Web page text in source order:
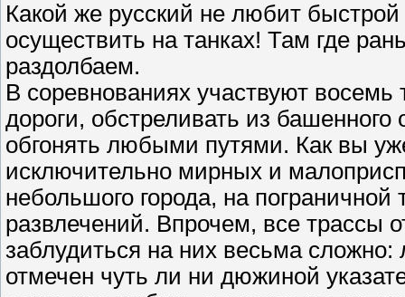
Какой же русский не любит
осуществить на танках! Там где
раздолбаем.
В соревнованиях участвуют
дороги, обстреливать из
обгонять любыми путями. Как вы
исключительно мирных и
небольшого города, на
развлечений. Впрочем, все трассы
заблудиться на них весьма
отмечен чуть ли ни дюжиной